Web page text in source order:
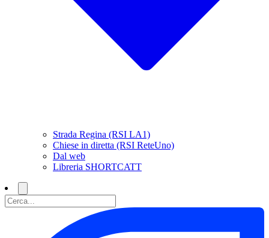
Strada Regina (RSI LA1)
Chiese in diretta (RSI ReteUno)
Dal web
Libreria SHORTCATT